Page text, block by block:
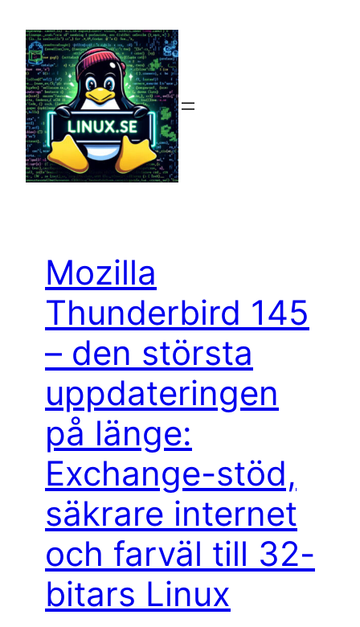
innehåll
Mozilla
Thunderbird 145
– den största
uppdateringen
på länge:
Exchange-stöd,
säkrare internet
och farväl till 32-
bitars Linux